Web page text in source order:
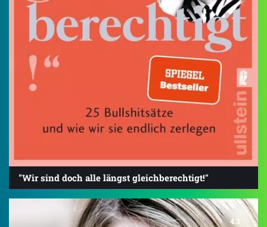
"Wir sind doch alle längst gleichberechtigt!"
4.3